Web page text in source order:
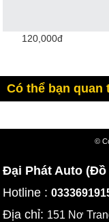
120,000đ
Có thể bạn quan
©
Đại Phát Auto
Hotline :
Địa chỉ: 151 Nơ